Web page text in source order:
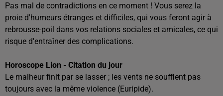
Pas mal de contradictions en ce moment ! Vous serez la
proie d'humeurs étranges et difficiles, qui vous feront agir à
rebrousse-poil dans vos relations sociales et amicales, ce qui
risque d'entraîner des complications.
Horoscope Lion - Citation du jour
Le malheur finit par se lasser ; les vents ne soufflent pas
toujours avec la même violence (Euripide).